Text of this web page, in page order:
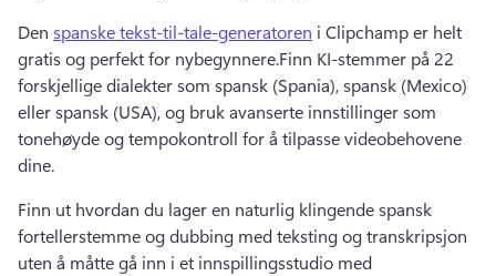
Den spanske tekst-til-tale-generatoren i Clipchamp er helt
gratis og perfekt for nybegynnere.Finn KI-stemmer på 22
forskjellige dialekter som spansk (Spania), spansk (Mexico)
eller spansk (USA), og bruk avanserte innstillinger som
tonehøyde og tempokontroll for å tilpasse videobehovene
dine.
Finn ut hvordan du lager en naturlig klingende spansk
fortellerstemme og dubbing med teksting og transkripsjon
uten å måtte gå inn i et innspillingsstudio med